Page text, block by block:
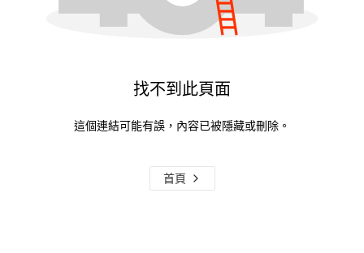
找不到此頁面
這個連結可能有誤，內容已被隱藏或刪除。
首頁